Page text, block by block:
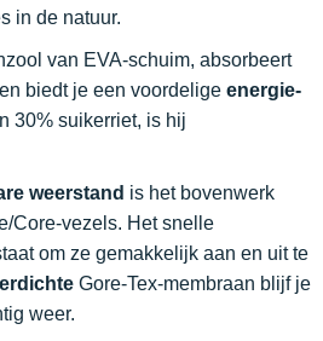
in de natuur.
van EVA-schuim, absorbeert
biedt je een voordelige energie-
30% suikerriet, is hij
weerstand is het bovenwerk
Core-vezels. Het snelle
om ze gemakkelijk aan en uit te
Gore-Tex-membraan blijf je
weer.